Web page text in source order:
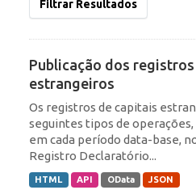
Filtrar Resultados
Publicação dos
estrangeiros
Os registros de capitais
seguintes tipos de operações,
em cada período data-base,
Registro Declaratório...
HTML API OData JSON